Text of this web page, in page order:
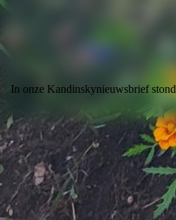
In onze Kandinskynieuwsbrief stond